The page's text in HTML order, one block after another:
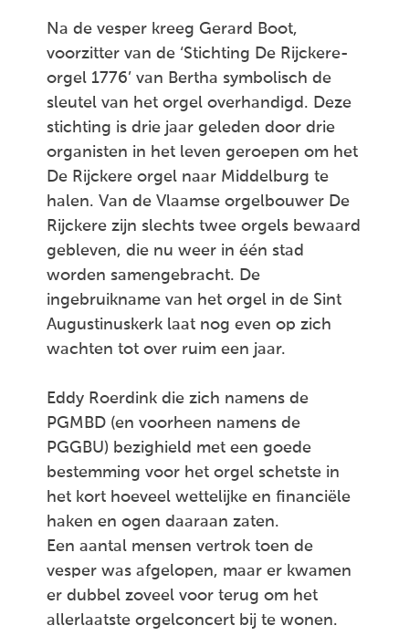
Na de vesper kreeg Gerard Boot,
voorzitter van de ‘Stichting De Rijckere-
orgel 1776’ van Bertha symbolisch de
sleutel van het orgel overhandigd. Deze
stichting is drie jaar geleden door drie
organisten in het leven geroepen om het
De Rijckere orgel naar Middelburg te
halen. Van de Vlaamse orgelbouwer De
Rijckere zijn slechts twee orgels bewaard
gebleven, die nu weer in één stad
worden samengebracht. De
ingebruikname van het orgel in de Sint
Augustinuskerk laat nog even op zich
wachten tot over ruim een jaar.
Eddy Roerdink die zich namens de
PGMBD (en voorheen namens de
PGGBU) bezighield met een goede
bestemming voor het orgel schetste in
het kort hoeveel wettelijke en financiële
haken en ogen daaraan zaten.
Een aantal mensen vertrok toen de
vesper was afgelopen, maar er kwamen
er dubbel zoveel voor terug om het
allerlaatste orgelconcert bij te wonen.